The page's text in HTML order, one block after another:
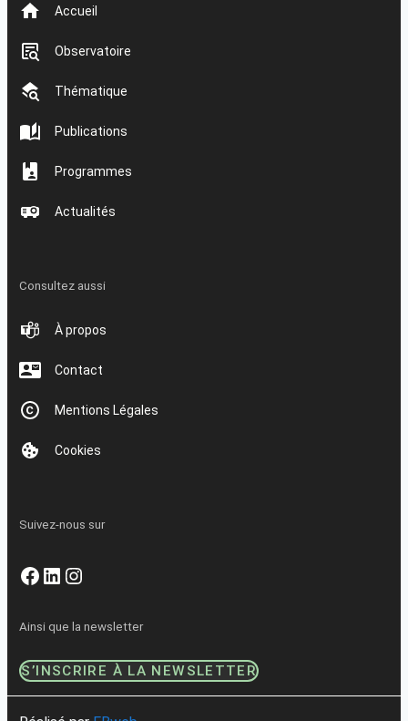
Accueil
Observatoire
Thématique
Publications
Programmes
Actualités
Consultez aussi
À propos
Contact
Mentions Légales
Cookies
Suivez-nous sur
Facebook
LinkedIn
Instagram
Ainsi que la newsletter
S’INSCRIRE À LA NEWSLETTER